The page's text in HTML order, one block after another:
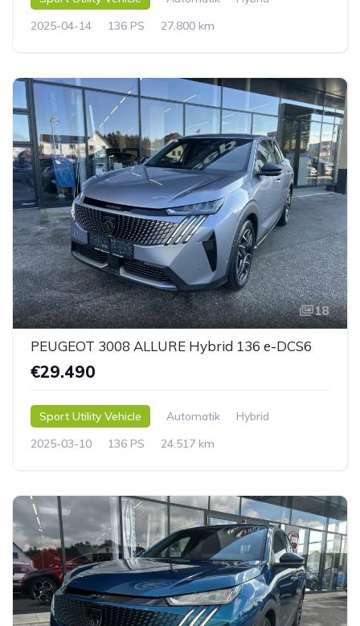
2025-04-14
136 PS 27.800 km
18
PEUGEOT 3008 ALLURE Hybrid 136 e-DCS6
€29.490
Sport Utility Vehicle Automatik
Hybrid
2025-03-10
136 PS 24.517 km